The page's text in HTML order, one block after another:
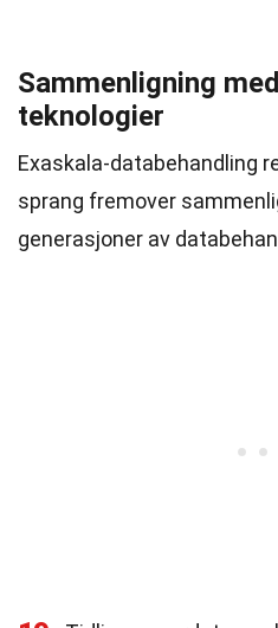
Sammenligning
teknologier
Exaskala-databehandling
sprang fremover
generasjoner av